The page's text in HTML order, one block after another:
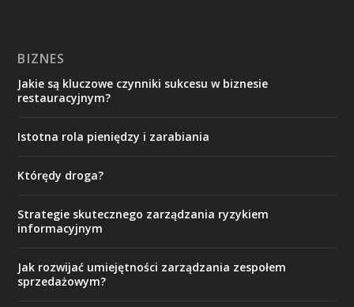
BIZNES
Jakie są kluczowe czynniki sukcesu w biznesie
restauracyjnym?
Istotna rola pieniędzy i zarabiania
Którędy droga?
Strategie skutecznego zarządzania ryzykiem
informacyjnym
Jak rozwijać umiejętności zarządzania zespołem
sprzedażowym?